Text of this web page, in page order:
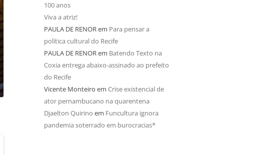
100 anos
Viva a atriz!
PAULA DE RENORem Para pensar a
política cultural do Recife
PAULA DE RENORem Batendo Texto na
Coxia entrega abaixo-assinado ao prefeito
do Recife
Vicente Monteiro em Crise existencial de
ator pernambucano na quarentena
Djaelton Quirino em Funcultura ignora
pandemia soterrado em burocracias*